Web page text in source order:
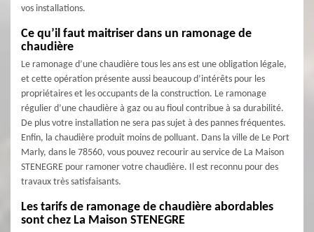
vos installations.
Ce qu’il faut maitriser dans un ramonage de
chaudière
Le ramonage d’une chaudière tous les ans est une obligation légale,
et cette opération présente aussi beaucoup d’intérêts pour les
propriétaires et les occupants de la construction. Le ramonage
régulier d’une chaudière à gaz ou au fioul contribue à sa durabilité.
De plus votre installation ne sera pas sujet à des pannes fréquentes.
Enfin, la chaudière produit moins de polluant. Dans la ville de Le Port
Marly, dans le 78560, vous pouvez recourir au service de La Maison
STENEGRE pour ramoner votre chaudière. Il est reconnu pour des
travaux très satisfaisants.
Les tarifs de ramonage de chaudière abordables
sont chez La Maison STENEGRE